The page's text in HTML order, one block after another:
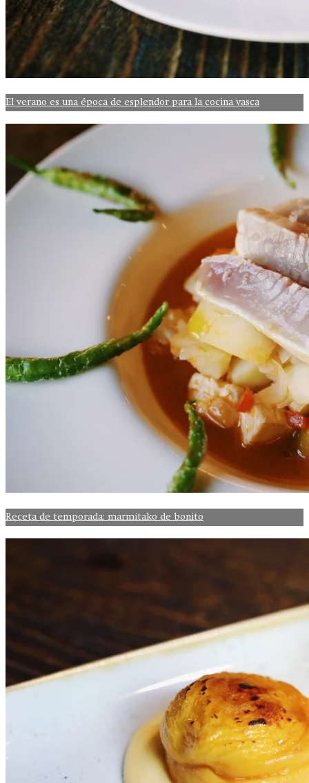
El verano es una época de esplendor para la cocina vasca
Receta de temporada: marmitako de bonito